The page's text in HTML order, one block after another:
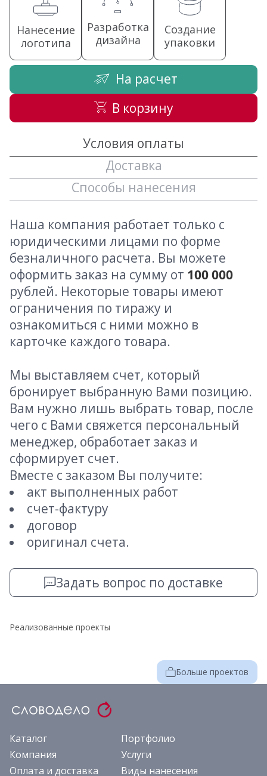
Нанесение
логотипа
Разработка
дизайна
Создание
упаковки
На расчет
В корзину
Условия оплаты
Доставка
Способы нанесения
Наша компания работает только с
юридическими лицами по форме
безналичного расчета. Вы можете
оформить заказ на сумму от 100 000
рублей. Некоторые товары имеют
ограничения по тиражу и
ознакомиться с ними можно в
карточке каждого товара.
Мы выставляем счет, который
бронирует выбранную Вами позицию.
Вам нужно лишь выбрать товар, после
чего с Вами свяжется персональный
менеджер, обработает заказ и
сформирует счет.
Вместе с заказом Вы получите:
акт выполненных работ
счет-фактуру
договор
оригинал счета.
Задать вопрос по доставке
Реализованные проекты
Больше проектов
Каталог
Портфолио
Компания
Услуги
Оплата и доставка
Виды нанесения